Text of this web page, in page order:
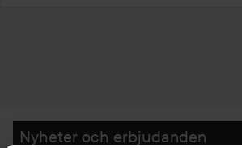
Nyheter och erbjudanden